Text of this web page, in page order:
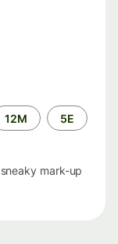
12M 5Ε
mark-up